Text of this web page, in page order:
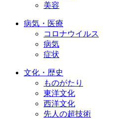
美容
病気・医療
コロナウイルス
病気
症状
文化・歴史
ものがたり
東洋文化
西洋文化
先人の超技術